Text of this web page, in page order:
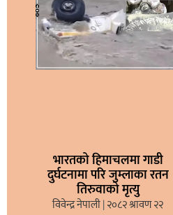
भारतको हिमाचलमा गाडी
दुर्घटनामा परि जुम्लाका रतन
तिरुवाको मृत्यु
विवेन्द्र नेपाली २०८२ श्रावण २२